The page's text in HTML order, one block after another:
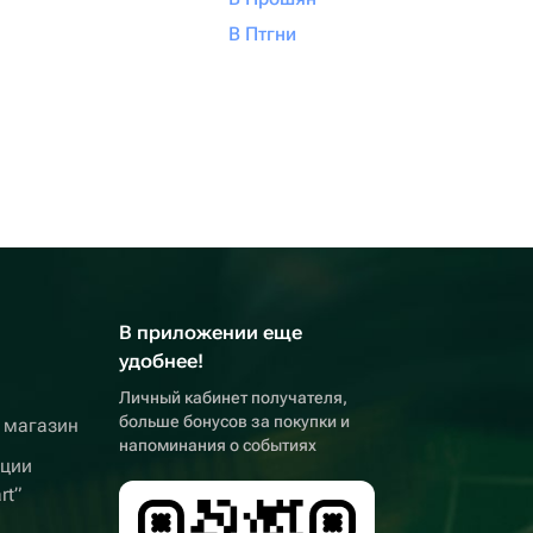
В Птгни
магазин
В приложении еще
удобнее!
Личный кабинет получателя,
больше бонусов за покупки и
напоминания о событиях